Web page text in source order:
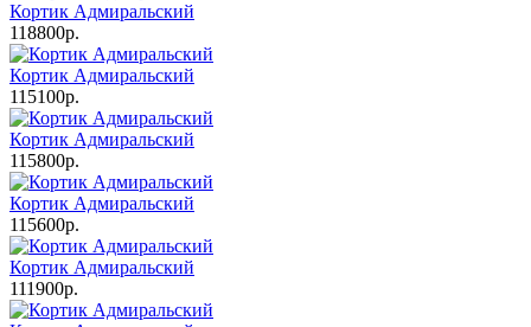
Кортик Адмиральский
118800р.
Кортик Адмиральский
115100р.
Кортик Адмиральский
115800р.
Кортик Адмиральский
115600р.
Кортик Адмиральский
111900р.